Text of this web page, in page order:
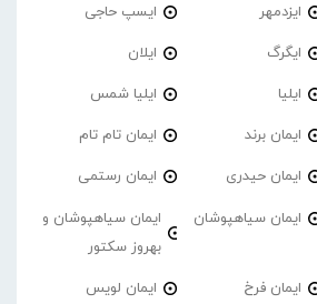
ایزدمهر ایسپ حاجی
ایگرگ ایلان
ایلیا ایلیا شمس
ایمان برند ایمان تام تام
ایمان حیدری ایمان رستمی
ایمان سیاهپوشان
ایمان سیاهپوشان و
بهروز سکتور
ایمان فرخ ایمان لویس